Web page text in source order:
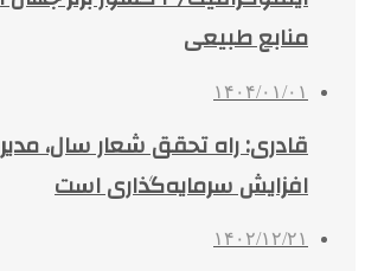
منابع طبیعی
۱۴۰۴/۰۱/۰۱
قادری: راه تحقق شعار سال،
افزایش سرمایه‌گذاری است
۱۴۰۲/۱۲/۲۱